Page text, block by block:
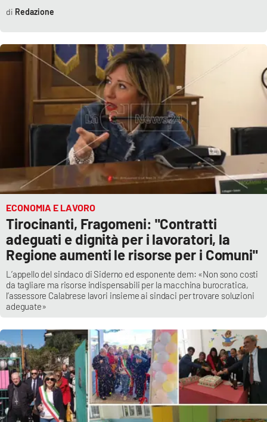
Redazione
ECONOMIA E LAVORO
Tirocinanti, Fragomeni: "Contratti
adeguati e dignità per i lavoratori, la
Regione aumenti le risorse per i Comuni"
L’appello del sindaco di Siderno ed esponente dem: «Non sono costi
da tagliare ma risorse indispensabili per la macchina burocratica,
l’assessore Calabrese lavori insieme ai sindaci per trovare soluzioni
adeguate»